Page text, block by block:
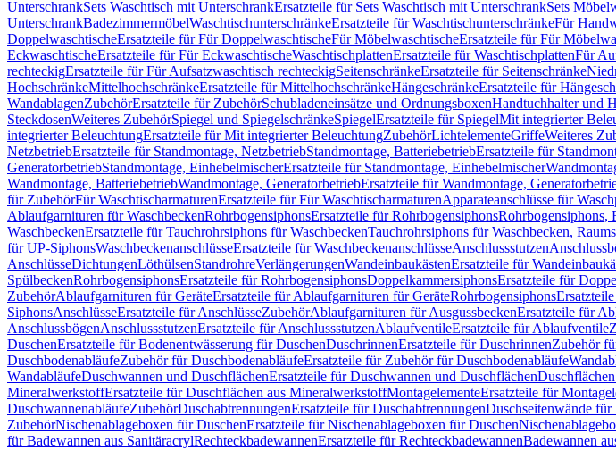
UnterschrankSets Waschtisch mit UnterschrankErsatzteile für Sets Waschtisch mit UnterschrankSets
UnterschrankBadezimmermöbelWaschtischunterschränkeErsatzteile für WaschtischunterschränkeFür
DoppelwaschtischeErsatzteile für Für DoppelwaschtischeFür MöbelwaschtischeErsatzteile für Für
EckwaschtischeErsatzteile für Für EckwaschtischeWaschtischplattenErsatzteile für WaschtischplattenFür
rechteckigErsatzteile für Für Aufsatzwaschtisch rechteckigSeitenschränkeErsatzteile für Seitenschränke
HochschränkeMittelhochschränkeErsatzteile für MittelhochschränkeHängeschränkeErsatzteile für
WandablagenZubehörErsatzteile für ZubehörSchubladeneinsätze und OrdnungsboxenHandtuchhalter und
SteckdosenWeiteres ZubehörSpiegel und SpiegelschränkeSpiegelErsatzteile für SpiegelMit integrierter
integrierter BeleuchtungErsatzteile für Mit integrierter BeleuchtungZubehörLichtelementeGriffeWeiteres
NetzbetriebErsatzteile für Standmontage, NetzbetriebStandmontage, BatteriebetriebErsatzteile für
GeneratorbetriebStandmontage, EinhebelmischerErsatzteile für Standmontage, Einhebelmischer
Wandmontage, BatteriebetriebWandmontage, GeneratorbetriebErsatzteile für Wandmontage,
für ZubehörFür WaschtischarmaturenErsatzteile für Für WaschtischarmaturenApparateanschlüsse für
Ablaufgarnituren für WaschbeckenRohrbogensiphonsErsatzteile für RohrbogensiphonsRohrbogensiphons,
WaschbeckenErsatzteile für Tauchrohrsiphons für WaschbeckenTauchrohrsiphons für Waschbecken,
für UP-SiphonsWaschbeckenanschlüsseErsatzteile für WaschbeckenanschlüsseAnschlussstutzen
AnschlüsseDichtungenLöthülsenStandrohreVerlängerungenWandeinbaukästenErsatzteile für
SpülbeckenRohrbogensiphonsErsatzteile für RohrbogensiphonsDoppelkammersiphonsErsatzteile für
ZubehörAblaufgarnituren für GeräteErsatzteile für Ablaufgarnituren für GeräteRohrbogensiphons
SiphonsAnschlüsseErsatzteile für AnschlüsseZubehörAblaufgarnituren für AusgussbeckenErsatzteile für
AnschlussbögenAnschlussstutzenErsatzteile für AnschlussstutzenAblaufventileErsatzteile für Ablaufventile
DuschenErsatzteile für Bodenentwässerung für DuschenDuschrinnenErsatzteile für DuschrinnenZubehör
DuschbodenabläufeZubehör für DuschbodenabläufeErsatzteile für Zubehör für Duschbodenabläufe
WandabläufeDuschwannen und DuschflächenErsatzteile für Duschwannen und Duschflächen
MineralwerkstoffErsatzteile für Duschflächen aus MineralwerkstoffMontagelementeErsatzteile für
DuschwannenabläufeZubehörDuschabtrennungenErsatzteile für DuschabtrennungenDuschseitenwände
ZubehörNischenablageboxen für DuschenErsatzteile für Nischenablageboxen für Duschen
für Badewannen aus SanitäracrylRechteckbadewannenErsatzteile für RechteckbadewannenBadewannen